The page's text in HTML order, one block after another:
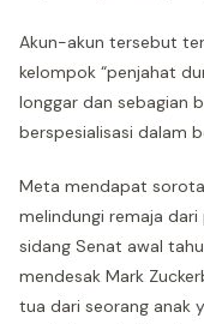
Akun-akun tersebut
kelompok “penjahat
longgar dan sebagian
berspesialisasi dalam
Meta mendapat
melindungi remaja dari
sidang Senat awal
mendesak Mark
tua dari seorang anak